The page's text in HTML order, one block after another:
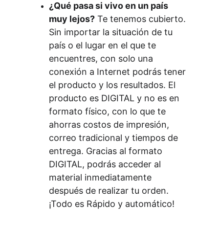
¿Qué pasa si vivo en un país
muy lejos? Te tenemos cubierto.
Sin importar la situación de tu
país o el lugar en el que te
encuentres, con solo una
conexión a Internet podrás tener
el producto y los resultados. El
producto es DIGITAL y no es en
formato físico, con lo que te
ahorras costos de impresión,
correo tradicional y tiempos de
entrega. Gracias al formato
DIGITAL, podrás acceder al
material inmediatamente
después de realizar tu orden.
¡Todo es Rápido y automático!